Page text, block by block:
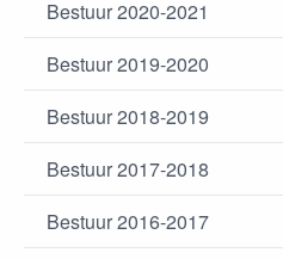
Bestuur 2020-2021
Bestuur 2019-2020
Bestuur 2018-2019
Bestuur 2017-2018
Bestuur 2016-2017